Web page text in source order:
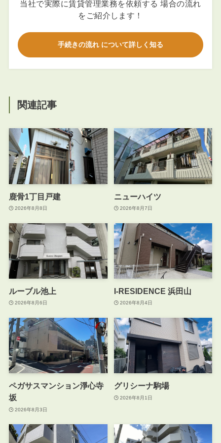
当社で実際に賃貸管理業務を依頼する 場合の流れ
をご紹介します！
手続きの流れ について詳しく知る
関連記事
鹿骨1丁目戸建
2026年8月8日
ニューハイツ
2026年8月7日
ルーブル池上
2026年8月6日
I-RESIDENCE 浜田山
2026年8月4日
ペガサスマンション淨心寺
坂
2026年8月3日
グリシーナ駒場
2026年8月1日